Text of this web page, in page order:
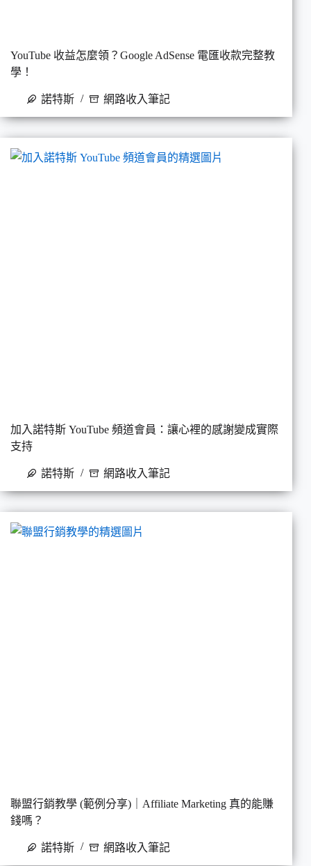
YouTube 收益怎麼領？Google AdSense 電匯收款完整教
學！
諾特斯 網路收入筆記
加入諾特斯 YouTube 頻道會員：讓心裡的感謝變成實際
支持
諾特斯 網路收入筆記
聯盟行銷教學 (範例分享)｜Affiliate Marketing 真的能賺
錢嗎？
諾特斯 網路收入筆記